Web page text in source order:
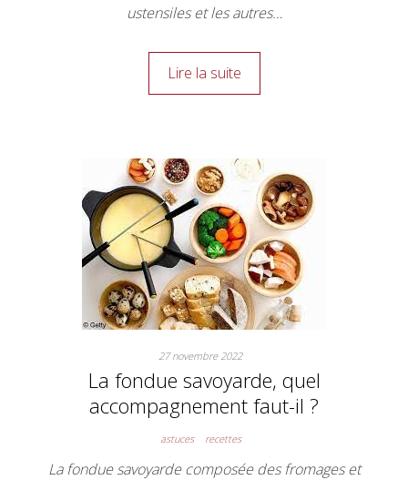
ustensiles et les autres…
Lire la suite
27 novembre 2022
La fondue savoyarde, quel
accompagnement faut-il ?
astuces recettes
La fondue savoyarde composée des fromages et